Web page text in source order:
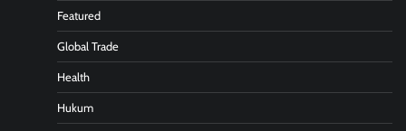
Featured
Global Trade
Health
Hukum